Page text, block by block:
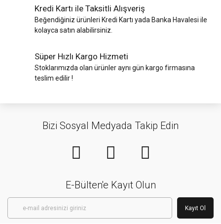
Kredi Kartı ile Taksitli Alışveriş
Beğendiğiniz ürünleri Kredi Kartı yada Banka Havalesi ile
kolayca satın alabilirsiniz.
Süper Hızlı Kargo Hizmeti
Stoklarımızda olan ürünler aynı gün kargo firmasına
teslim edilir !
Bizi Sosyal Medyada Takip Edin
E-Bülten'e Kayıt Olun
Kayıt Ol